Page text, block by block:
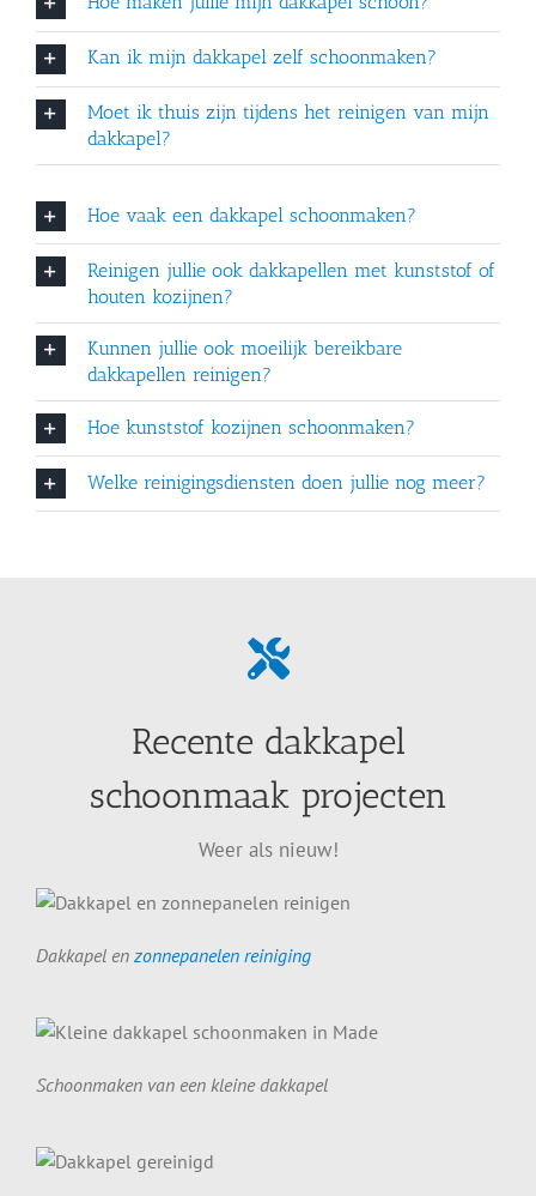
Kan ik mijn dakkapel zelf schoonmaken?
Moet ik thuis zijn tijdens het reinigen van mijn
dakkapel?
Hoe vaak een dakkapel schoonmaken?
Reinigen jullie ook dakkapellen met kunststof of
houten kozijnen?
Kunnen jullie ook moeilijk bereikbare
dakkapellen reinigen?
Hoe kunststof kozijnen schoonmaken?
Welke reinigingsdiensten doen jullie nog meer?
Recente dakkapel
schoonmaak projecten
Weer als nieuw!
Dakkapel en zonnepanelen reiniging
Schoonmaken van een kleine dakkapel